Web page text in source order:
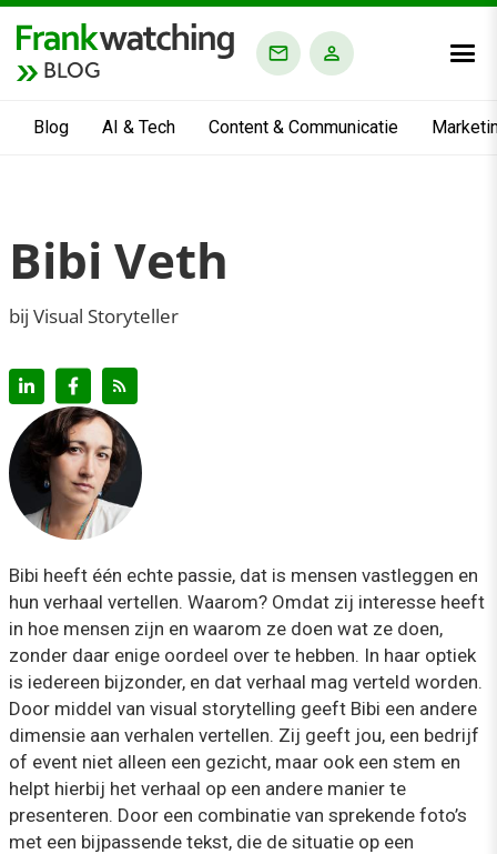
BLOG
Blog AI & Tech Content & Communicatie
Bibi Veth
bij Visual Storyteller
Bibi heeft één echte passie, dat is mensen vastleggen en
hun verhaal vertellen. Waarom? Omdat zij interesse heeft
in hoe mensen zijn en waarom ze doen wat ze doen,
zonder daar enige oordeel over te hebben. In haar optiek
is iedereen bijzonder, en dat verhaal mag verteld worden.
Door middel van visual storytelling geeft Bibi een andere
dimensie aan verhalen vertellen. Zij geeft jou, een bedrijf
of event niet alleen een gezicht, maar ook een stem en
helpt hierbij het verhaal op een andere manier te
presenteren. Door een combinatie van sprekende foto’s
met een bijpassende tekst, die de situatie op een